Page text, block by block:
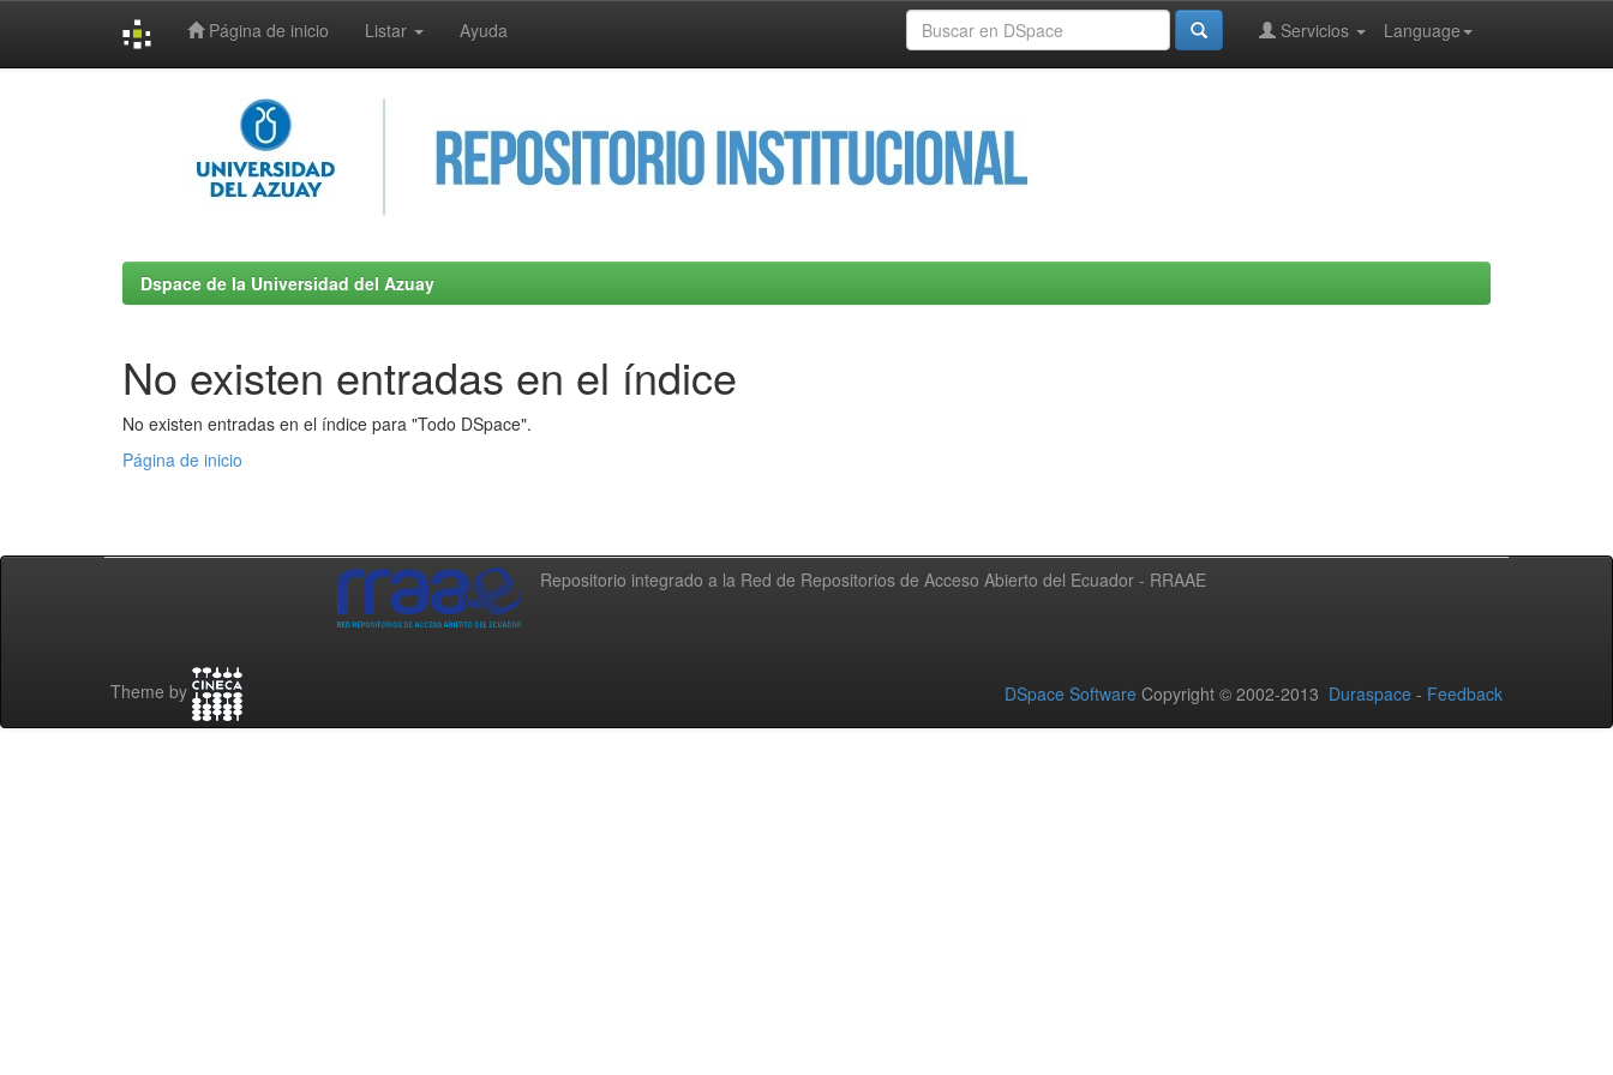
Página de inicio Listar Ayuda Language
Servicios
Dspace de la Universidad del Azuay
No existen entradas en el índice
No existen entradas en el índice para "Todo DSpace".
Página de inicio
Repositorio integrado a la Red de Repositorios de Acceso Abierto del Ecuador - RRAAE
Theme by DSpace Software Copyright © 2002-2013 Duraspace - Feedback